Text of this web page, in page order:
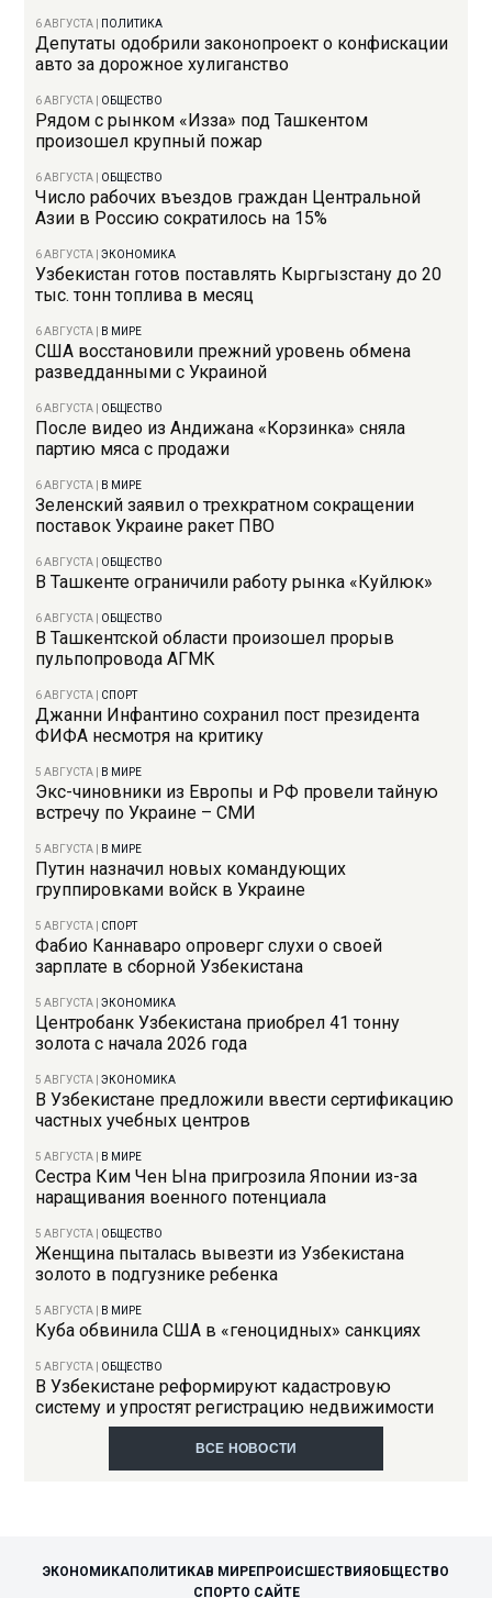
6 АВГУСТА ПОЛИТИКА
Депутаты одобрили законопроект о конфискации
авто за дорожное хулиганство
6 АВГУСТА ОБЩЕСТВО
Рядом с рынком «Изза» под Ташкентом
произошел крупный пожар
6 АВГУСТА ОБЩЕСТВО
Число рабочих въездов граждан Центральной
Азии в Россию сократилось на 15%
6 АВГУСТА |ЭКОНОМИКА
Узбекистан готов поставлять Кыргызстану до 20
тыс. тонн топлива в месяц
6 АВГУСТА В МИРЕ
США восстановили прежний уровень обмена
разведданными с Украиной
6 АВГУСТА ОБЩЕСТВО
После видео из Андижана «Корзинка» сняла
партию мяса с продажи
6 АВГУСТА В МИРЕ
Зеленский заявил о трехкратном сокращении
поставок Украине ракет ПВО
6 АВГУСТА ОБЩЕСТВО
В Ташкенте ограничили работу рынка «Куйлюк»
6 АВГУСТА ОБЩЕСТВО
В Ташкентской области произошел прорыв
пульпопровода АГМК
6 АВГУСТА СПОРТ
Джанни Инфантино сохранил пост президента
ФИФА несмотря на критику
5 АВГУСТА В МИРЕ
Экс-чиновники из Европы и РФ провели тайную
встречу по Украине – СМИ
5 АВГУСТА В МИРЕ
Путин назначил новых командующих
группировками войск в Украине
5 АВГУСТА СПОРТ
Фабио Каннаваро опроверг слухи о своей
зарплате в сборной Узбекистана
5 АВГУСТА |ЭКОНОМИКА
Центробанк Узбекистана приобрел 41 тонну
золота с начала 2026 года
5 АВГУСТА |ЭКОНОМИКА
В Узбекистане предложили ввести сертификацию
частных учебных центров
5 АВГУСТА В МИРЕ
Сестра Ким Чен Ына пригрозила Японии из-за
наращивания военного потенциала
5 АВГУСТА ОБЩЕСТВО
Женщина пыталась вывезти из Узбекистана
золото в подгузнике ребенка
5 АВГУСТА В МИРЕ
Куба обвинила США в «геноцидных» санкциях
5 АВГУСТА ОБЩЕСТВО
В Узбекистане реформируют кадастровую
систему и упростят регистрацию недвижимости
ВСЕ НОВОСТИ
ЭКОНОМИКАПОЛИТИКАВ МИРЕПРОИСШЕСТВИЯ ОБЩЕСТВО
СПОРТО САЙТЕ